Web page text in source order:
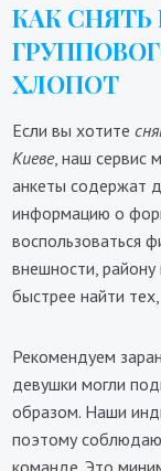
КАК
ХЛОПОТ
Если вы хотите
Киеве, наш сервис
анкеты содержат
информацию о
воспользоваться
внешности,
быстрее найти
Рекомендуем
девушки могли
образом. Наши
поэтому
команде. Это